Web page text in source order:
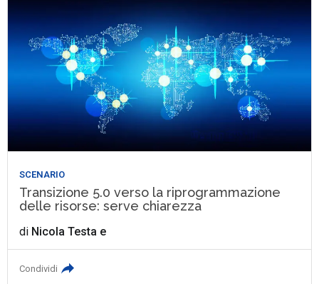
SCENARIO
Transizione 5.0 verso la riprogrammazione
delle risorse: serve chiarezza
di Nicola Testa e
Condividi